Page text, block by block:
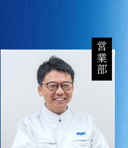
営業部